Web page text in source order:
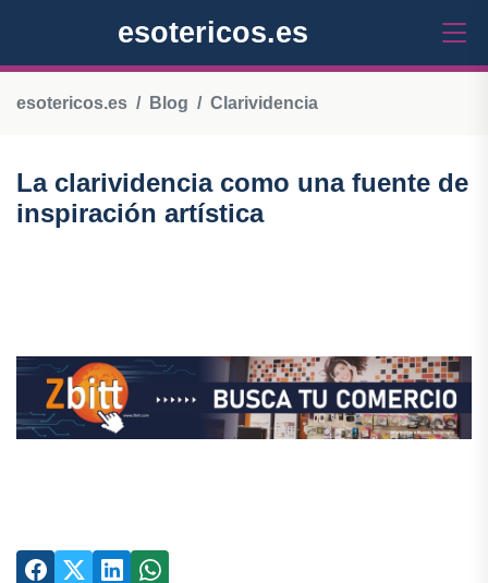
esotericos.es
esotericos.es Blog Clarividencia
La clarividencia como una fuente de
inspiración artística